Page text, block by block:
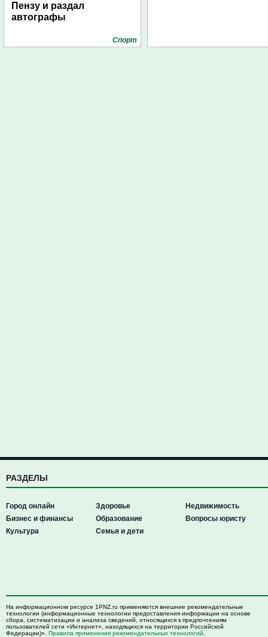
Пензу и раздал
автографы
Спорт
РАЗДЕЛЫ
Город онлайн
Бизнес и финансы
Культура
Здоровье
Образование
Семья и дети
Недвижимость
Вопросы юристу
На информационном ресурсе 1PNZ.ru применяются внешние рекомендательные
технологии (информационные технологии предоставления информации на основе
сбора, систематизации и анализа сведений, относящихся к предпочтениям
пользователей сети «Интернет», находящихся на территории Российской
Федерации)». Правила применения рекомендательных технологий